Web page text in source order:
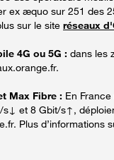
ex æquo sur 251 des
sur le site réseaux
4G ou 5G : dans les
Max Fibre : En
s↓ et 8 Gbit/s↑,
Plus d’informations